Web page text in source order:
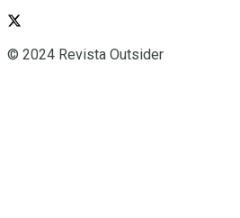
© 2024 Revista Outsider